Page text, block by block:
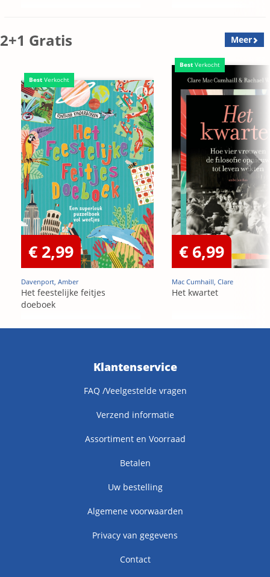
2+1 Gratis Meer
Best Verkocht
€ 2,99
Davenport, Amber
Het feestelijke feitjes
doeboek
Best Verkocht
€ 6,99
Mac Cumhaill, Clare
Het kwartet
Klantenservice
FAQ /Veelgestelde vragen
Verzend informatie
Assortiment en Voorraad
Betalen
Uw bestelling
Algemene voorwaarden
Privacy van gegevens
Contact